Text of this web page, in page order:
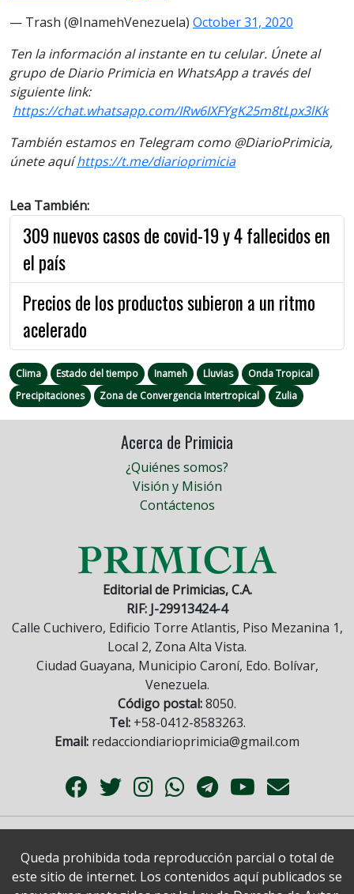
— Trash (@InamehVenezuela) October 31, 2020
Ten la información al instante en tu celular. Únete al
grupo de Diario Primicia en WhatsApp a través del
siguiente link:
https://chat.whatsapp.com/IRw6IXFYgK25m8tLpx3lKk
También estamos en Telegram como @DiarioPrimicia,
únete aquíhttps://t.me/diarioprimicia
Lea También:
309 nuevos casos de covid-19 y 4 fallecidos en
el país
Precios de los productos subieron a un ritmo
acelerado
Clima Estado del tiempo Inameh Lluvias
Onda Tropical
Precipitaciones
Zona de Convergencia Intertropical Zulia
Acerca de Primicia
¿Quiénes somos?
Visión y Misión
Contáctenos
Editorial de Primicias, C.A.
RIF: J-29913424-4
Calle Cuchivero, Edificio Torre Atlantis, Piso Mezanina 1,
Local 2, Zona Alta Vista.
Ciudad Guayana, Municipio Caroní, Edo. Bolívar,
Venezuela.
Código postal:8050.
Tel:+58-0412-8583263.
Email: redacciondiarioprimicia@gmail.com
Queda prohibida toda reproducción parcial o total de
este sitio de internet. Los contenidos aquí publicados se